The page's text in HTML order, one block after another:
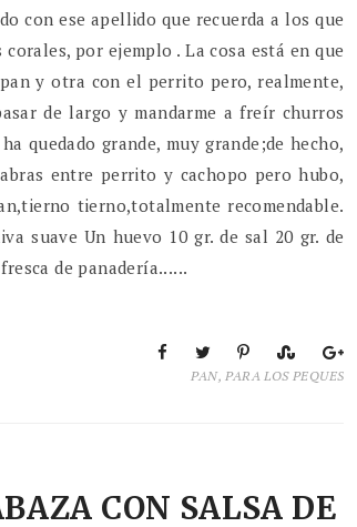
con ese apellido que recuerda a los que
por ejemplo . La cosa está en que
y otra con el perrito pero, realmente,
de largo y mandarme a freír churros
quedado grande, muy grande;de hecho,
entre perrito y cachopo pero hubo,
tierno,totalmente recomendable.
suave Un huevo 10 gr. de sal 20 gr. de
de panadería......
PAN,PARA LOS PEQUES
CON SALSA DE